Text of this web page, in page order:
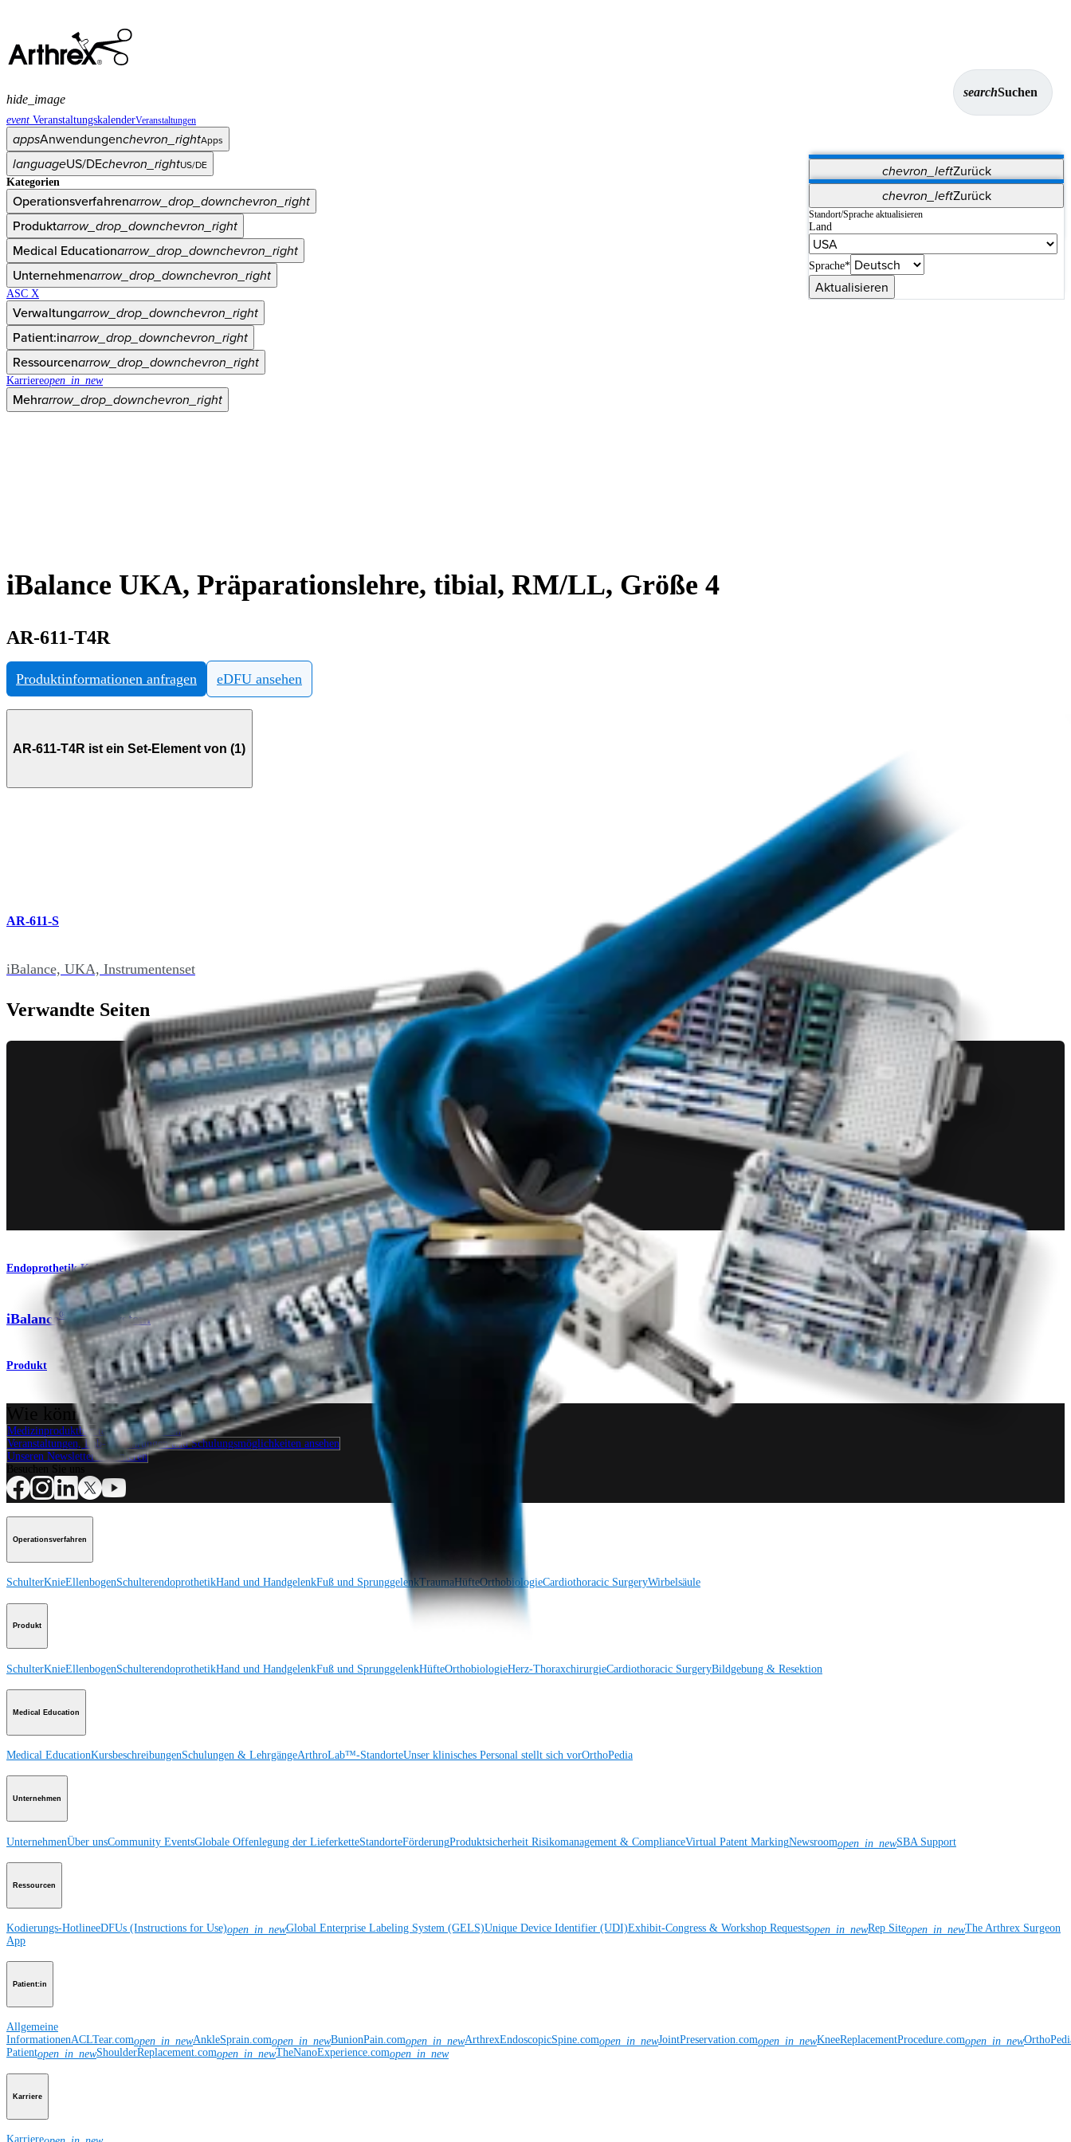
searchSuchen
event VeranstaltungskalenderVeranstaltungen
appsAnwendungenchevron_rightApps
chevron_leftZurück
Vet Systems OrthoPedia Patient
Supplier Portal
Synergy-Bildgebung und -Resektion
languageUS/DEchevron_rightUS/DE
chevron_leftZurück
Standort/Sprache aktualisieren
Land
Sprache*
Aktualisieren
Kategorien
Operationsverfahrenarrow_drop_downchevron_right
Produktarrow_drop_downchevron_right
Medical Educationarrow_drop_downchevron_right
Unternehmenarrow_drop_downchevron_right
ASC X
Verwaltungarrow_drop_downchevron_right
Patient:inarrow_drop_downchevron_right
Ressourcenarrow_drop_downchevron_right
Karriereopen_in_new
Mehrarrow_drop_downchevron_right
hide_image
iBalance UKA, Präparationslehre, tibial, RM/LL, Größe 4
AR-611-T4R
Produktinformationen anfragen eDFU ansehen
AR-611-T4R ist ein Set-Element von (1)
AR-611-S
iBalance, UKA, Instrumentenset
Verwandte Seiten
Endoprothetik Knie
iBalance® UKA System
Produkt
Wie können wir Ihnen helfen?
Medizinproduktberater:in kontaktieren
Veranstaltungen, Lab-Vorführungen und Schulungsmöglichkeiten ansehen
Unseren Newsletter abonnieren
Operationsverfahren
SchulterKnieEllenbogenSchulterendoprothetikHand und HandgelenkFuß und SprunggelenkTraumaHüfteOrthobiologieCardiothoracic SurgeryWirbelsäule
Produkt
SchulterKnieEllenbogenSchulterendoprothetikHand und HandgelenkFuß und SprunggelenkHüfteOrthobiologieHerz-ThoraxchirurgieCardiothoracic SurgeryBildgebung & Resektion
Medical Education
Medical EducationKursbeschreibungenSchulungen & LehrgängeArthroLab™-StandorteUnser klinisches Personal stellt sich vorOrthoPedia
Unternehmen
UnternehmenÜber unsCommunity EventsGlobale Offenlegung der LieferketteStandorteFörderungProduktsicherheit Risikomanagement & ComplianceVirtual Patent MarkingNewsroomopen_in_newSBA Support
Ressourcen
Kodierungs-HotlineeDFUs (Instructions for Use)open_in_newGlobal Enterprise Labeling System (GELS)Unique Device Identifier (UDI)Exhibit-Congress & Workshop Requestsopen_in_newRep Siteopen_in_newThe Arthrex Surgeon
App
Patient:in
Allgemeine
InformationenACLTear.comopen_in_newAnkleSprain.comopen_in_newBunionPain.comopen_in_newArthrexEndoscopicSpine.comopen_in_newJointPreservation.comopen_in_newKneeReplacementProcedure.comopen_in_new
Patientopen_in_newShoulderReplacement.comopen_in_newTheNanoExperience.comopen_in_new
Karriere
Karriere